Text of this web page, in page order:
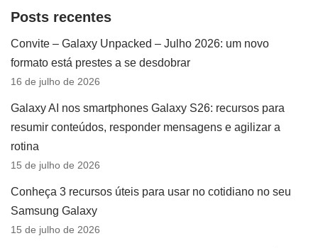
Posts recentes
Convite – Galaxy Unpacked – Julho 2026: um novo
formato está prestes a se desdobrar
16 de julho de 2026
Galaxy AI nos smartphones Galaxy S26: recursos para
resumir conteúdos, responder mensagens e agilizar a
rotina
15 de julho de 2026
Conheça 3 recursos úteis para usar no cotidiano no seu
Samsung Galaxy
15 de julho de 2026